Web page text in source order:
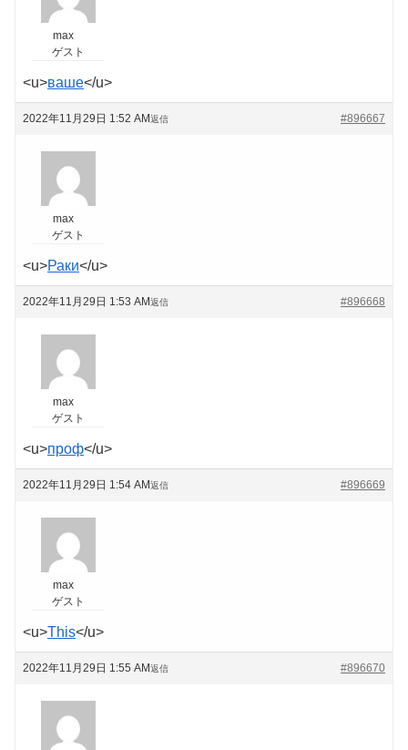
max
ゲスト
<u>ваше</u>
2022年11月29日 1:52 AM #896667
返信
max
ゲスト
<u>Раки</u>
2022年11月29日 1:53 AM #896668
返信
max
ゲスト
<u>проф</u>
2022年11月29日 1:54 AM #896669
返信
max
ゲスト
<u>This</u>
2022年11月29日 1:55 AM #896670
返信